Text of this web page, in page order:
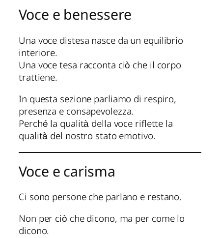
Voce e benessere
Una voce distesa nasce da un equilibrio
interiore.
Una voce tesa racconta ciò che il corpo
trattiene.
In questa sezione parliamo di respiro,
presenza e consapevolezza.
Perché la qualità della voce riflette la
qualità del nostro stato emotivo.
Voce e carisma
Ci sono persone che parlano e restano.
Non per ciò che dicono, ma per come lo
dicono.